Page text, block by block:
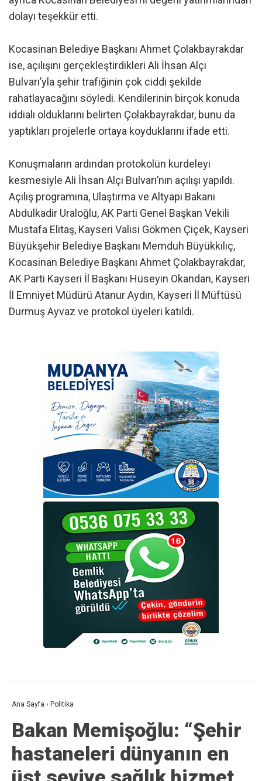
dolayı teşekkür etti.
Kocasinan Belediye Başkanı Ahmet Çolakbayrakdar
ise, açılışını gerçekleştirdikleri Ali İhsan Alçı
Bulvarı’yla şehir trafiğinin çok ciddi şekilde
rahatlayacağını söyledi. Kendilerinin birçok konuda
iddialı olduklarını belirten Çolakbayrakdar, bunu da
yaptıkları projelerle ortaya koyduklarını ifade etti.
Konuşmaların ardından protokolün kurdeleyi
kesmesiyle Ali İhsan Alçı Bulvarı’nın açılışı yapıldı.
Açılış programına, Ulaştırma ve Altyapı Bakanı
Abdulkadir Uraloğlu, AK Parti Genel Başkan Vekili
Mustafa Elitaş, Kayseri Valisi Gökmen Çiçek, Kayseri
Büyükşehir Belediye Başkanı Memduh Büyükkılıç,
Kocasinan Belediye Başkanı Ahmet Çolakbayrakdar,
AK Parti Kayseri İl Başkanı Hüseyin Okandan, Kayseri
İl Emniyet Müdürü Atanur Aydın, Kayseri İl Müftüsü
Durmuş Ayvaz ve protokol üyeleri katıldı.
Ana Sayfa › Politika
Bakan Memişoğlu: “Şehir
hastaneleri dünyanın en